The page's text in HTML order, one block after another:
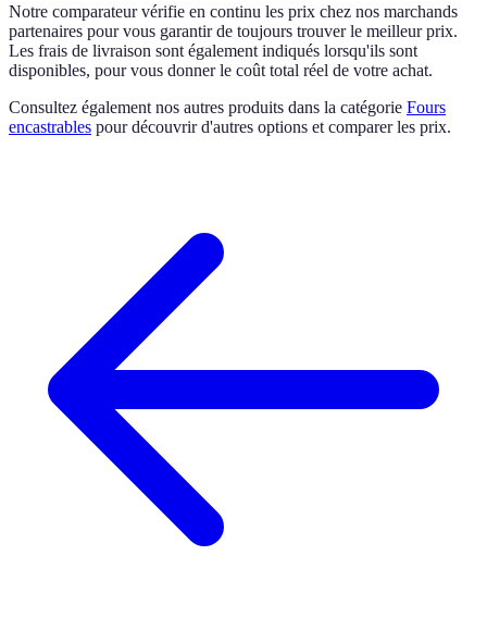
Notre comparateur vérifie en continu les prix chez nos marchands
partenaires pour vous garantir de toujours trouver le meilleur prix.
Les frais de livraison sont également indiqués lorsqu'ils sont
disponibles, pour vous donner le coût total réel de votre achat.
Consultez également nos autres produits dans la catégorie Fours
encastrables pour découvrir d'autres options et comparer les prix.